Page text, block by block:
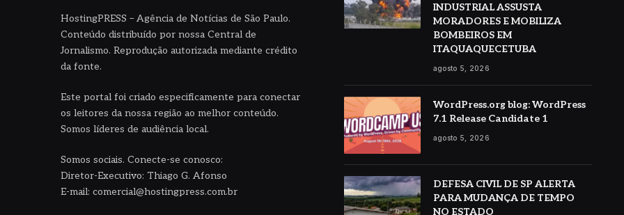
HostingPRESS – Agência de Notícias de São Paulo.
Conteúdo distribuído por nossa Central de
Jornalismo. Reprodução autorizada mediante crédito
da fonte.
Este portal foi criado especificamente para conectar
os leitores da nossa região ao melhor conteúdo.
Somos líderes de audiência local.
Somos sociais. Conecte-se conosco:
Diretor-Executivo: Thiago G. Afonso
E-mail: comercial@hostingpress.com.br
INDUSTRIAL ASSUSTA
MORADORES E MOBILIZA
BOMBEIROS EM
ITAQUAQUECETUBA
agosto 5, 2026
WordPress.org blog: WordPress
7.1 Release Candidate 1
agosto 5, 2026
DEFESA CIVIL DE SP ALERTA
PARA MUDANÇA DE TEMPO
NO ESTADO